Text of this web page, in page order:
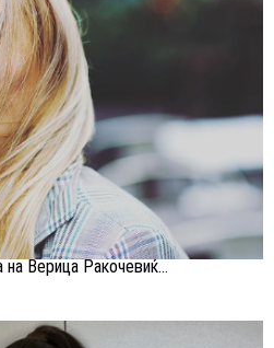
Верица Ракочевиќ...